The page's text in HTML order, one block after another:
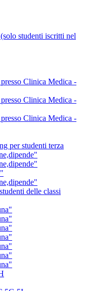
studenti iscritti nel
Clinica Medica -
Clinica Medica -
Clinica Medica -
per studenti terza
delle classi